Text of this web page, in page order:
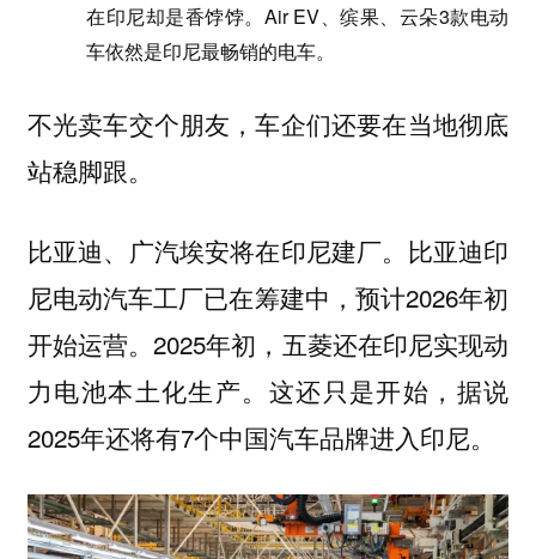
在印尼却是香饽饽。Air EV、缤果、云朵3款电动
车依然是印尼最畅销的电车。
不光卖车交个朋友，车企们还要在当地彻底
站稳脚跟。
比亚迪、广汽埃安将在印尼建厂。比亚迪印
尼电动汽车工厂已在筹建中，预计2026年初
开始运营。2025年初，五菱还在印尼实现动
力电池本土化生产。这还只是开始，据说
2025年还将有7个中国汽车品牌进入印尼。